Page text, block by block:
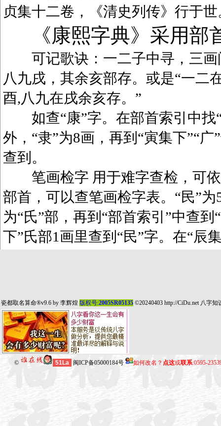
贞集十二卷，《清史列传》行于世
《康熙字典》采用
可记歌诀：一二子中寻，三画
八九戌，其余亥部存。或是“一二
酉,八九在戌余亥存。”
如查“康”字。在部首索引中找“
外，“隶”为8画，再到“寅集下”“
查到。
笔画检字 用于难字查检，可依
部首，可以查笔画检字表。“民”
为“氏”部，再到“部首索引”中查到
下”氏部1画里查到“民”字。在“辰
瓷都取名算命®v9.6 by 李辉煌 版权号:2005SR05135 ©20240403 http://CiDu.net 八字知
© 51La 闽ICP备05000184号 如何改名？ 点这或联系:0595-